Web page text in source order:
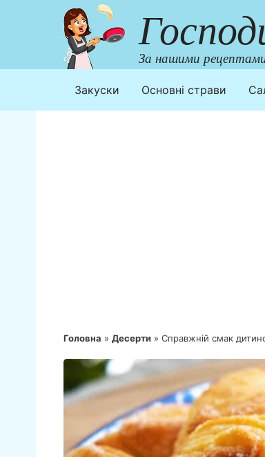
За нашими
Закуски Основні страви
Головна » Десерти » Справжній смак